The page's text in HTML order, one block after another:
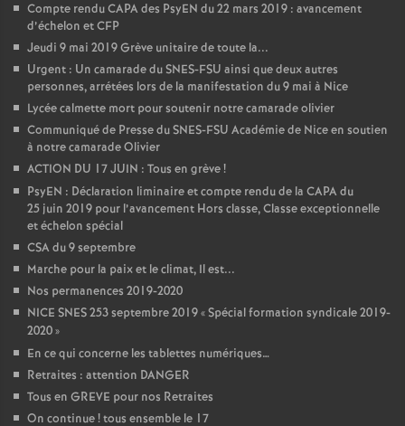
Compte rendu CAPA des PsyEN du 22 mars 2019 : avancement
d’échelon et CFP
Jeudi 9 mai 2019 Grève unitaire de toute la...
Urgent : Un camarade du SNES-FSU ainsi que deux autres
personnes, arrétées lors de la manifestation du 9 mai à Nice
Lycée calmette mort pour soutenir notre camarade olivier
Communiqué de Presse du SNES-FSU Académie de Nice en soutien
à notre camarade Olivier
ACTION DU 17 JUIN : Tous en grève!
PsyEN : Déclaration liminaire et compte rendu de la CAPA du
25 juin 2019 pour l’avancement Hors classe, Classe exceptionnelle
et échelon spécial
CSA du 9 septembre
Marche pour la paix et le climat, Il est...
Nos permanences 2019-2020
NICE SNES 253 septembre 2019 «Spécial formation syndicale 2019-
2020»
En ce qui concerne les tablettes numériques…
Retraites : attention DANGER
Tous en GREVE pour nos Retraites
On continue! tous ensemble le 17